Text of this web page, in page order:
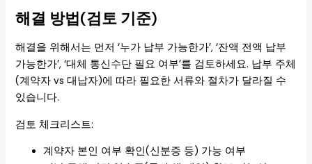
해결 방법(검토 기준)
해결을 위해서는 먼저 ‘누가 납부 가능한가’, ‘잔액 전액 납부
가능한가’, ‘대체 통신수단 필요 여부’를 검토하세요. 납부 주체
(계약자 vs 대납자)에 따라 필요한 서류와 절차가 달라질 수
있습니다.
검토 체크리스트:
계약자 본인 여부 확인(신분증 등) 가능 여부